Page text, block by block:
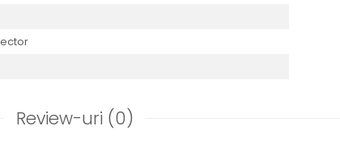
Review-uri (0)